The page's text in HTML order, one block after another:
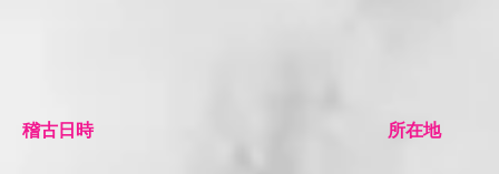
​稽古日時 所在地